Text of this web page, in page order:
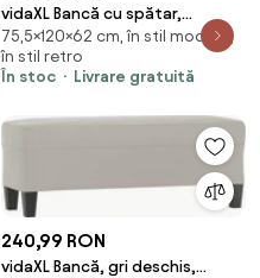
vidaXL Bancă cu spătar,
120x62x75,5 cm, in
75,5×120×62 cm, în stil modern,
în stil retro
În stoc
Livrare gratuită
240,99 RON
vidaXL Bancă, gri deschis,